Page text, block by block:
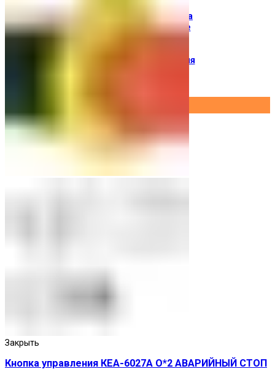
Доставка и оплата
О торговой марке
Где купить
Вход / Регистрация
Закрыть
Кнопка управления КЕА-6027А О*2 АВАРИЙНЫЙ СТОП